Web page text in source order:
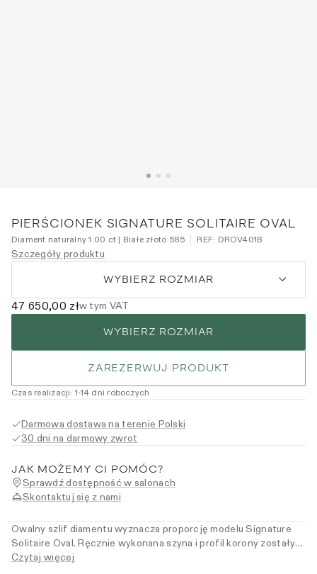
PIERŚCIONEK SIGNATURE SOLITAIRE OVAL
Diament naturalny 1.00 ct | Białe złoto 585 REF: DROV401B
Szczegóły produktu
WYBIERZ ROZMIAR
47 650,00 złw tym VAT
ZAREZERWUJ PRODUKT
WYBIERZ ROZMIAR
Czas realizacji :1-14 dni roboczych
Darmowa dostawa na terenie Polski
30 dni na darmowy zwrot
JAK MOŻEMY CI POMÓC?
Sprawdź dostępność w salonach
Skontaktuj się z nami
Owalny szlif diamentu wyznacza proporcję modelu Signature
Solitaire Oval. Ręcznie wykonana szyna i profil korony zostały
zaprojektowane tak, by pierścionek naturalnie układał się z
Czytaj więcej